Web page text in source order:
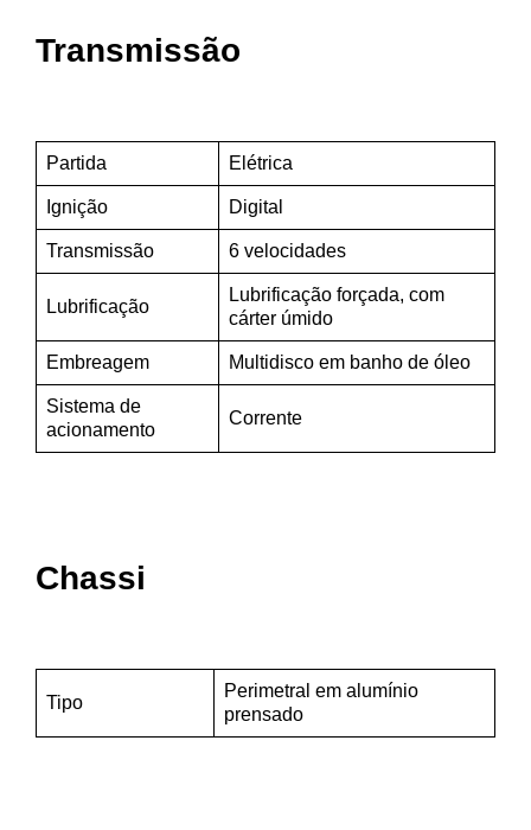
Transmissão
Partida Elétrica
Ignição Digital
Transmissão 6 velocidades
Lubrificação
Lubrificação forçada, com
cárter úmido
Embreagem Multidisco em banho de óleo
Sistema de
acionamento
Corrente
Chassi
Tipo
Perimetral em alumínio
prensado